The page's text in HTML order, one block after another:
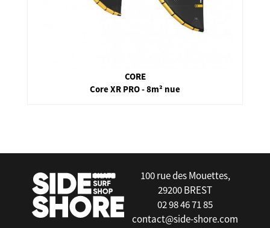
CORE
Core XR PRO - 8m² nue
100 rue des Mouettes,
29200 BREST
02 98 46 71 85
contact@side-shore.com